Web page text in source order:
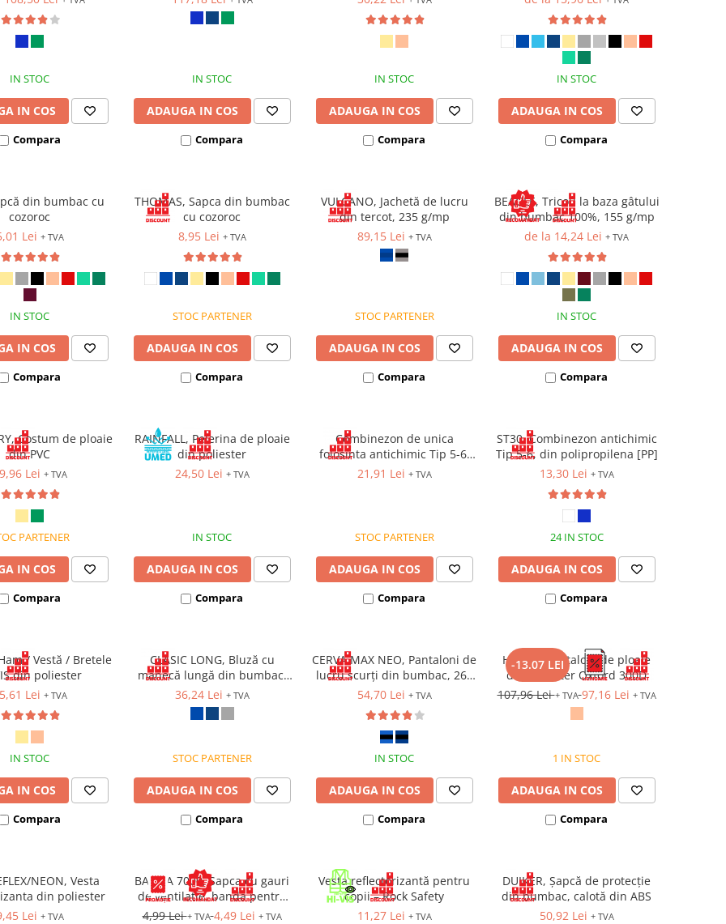
IN STOC
IN COS
Compara
IN STOC
ADAUGA IN COS
Compara
IN STOC
ADAUGA IN COS
Compara
IN STOC
ADAUGA IN COS
Compara
din bumbac cu
cozoroc
Lei + TVA
IN STOC
IN COS
Compara
THOMAS, Sapca din bumbac
cu cozoroc
8,95 Lei + TVA
STOC PARTENER
ADAUGA IN COS
Compara
VULCANO, Jachetă de lucru
din tercot, 235 g/mp
89,15 Lei + TVA
STOC PARTENER
ADAUGA IN COS
Compara
BEAGLE, Tricou la baza gâtului
din bumbac 100%, 155 g/mp
de la 14,24 Lei + TVA
IN STOC
ADAUGA IN COS
Compara
Costum de ploaie
din PVC
Lei + TVA
PARTENER
IN COS
Compara
RAINFALL, Pelerina de ploaie
din poliester
24,50 Lei + TVA
IN STOC
ADAUGA IN COS
Compara
Combinezon de unica
folosinta antichimic Tip 5-6,
din polipropilena [PP], cu
21,91 Lei + TVA
STOC PARTENER
ADAUGA IN COS
Compara
ST30, Combinezon antichimic
Tip 5-6, din polipropilena [PP]
13,30 Lei + TVA
24 IN STOC
ADAUGA IN COS
Compara
/ Vestă / Bretele
din poliester
Lei + TVA
IN STOC
IN COS
Compara
CLASIC LONG, Bluză cu
mânecă lungă din bumbac,
150 g/mp
36,24 Lei + TVA
STOC PARTENER
ADAUGA IN COS
Compara
CERVA MAX NEO, Pantaloni de
lucru scurți din bumbac, 260
g/mp
54,70 Lei + TVA
IN STOC
ADAUGA IN COS
Compara
-13.07 LEI
HYDRA, Pantaloni de ploaie
din poliester Oxford 300D
107,96 Lei+ TVA 97,16 Lei + TVA
1 IN STOC
ADAUGA IN COS
Compara
NEON, Vesta
din poliester
Lei + TVA
BASICA 7000, Sapca cu gauri
de ventilatie, banda pentru
transpiratie si prindere cu
4,99 Lei+ TVA 4,49 Lei + TVA
Vesta reflectorizantă pentru
copii – Rock Safety
11,27 Lei + TVA
DUIKER, Șapcă de protecție
din bumbac, calotă din ABS
50,92 Lei + TVA